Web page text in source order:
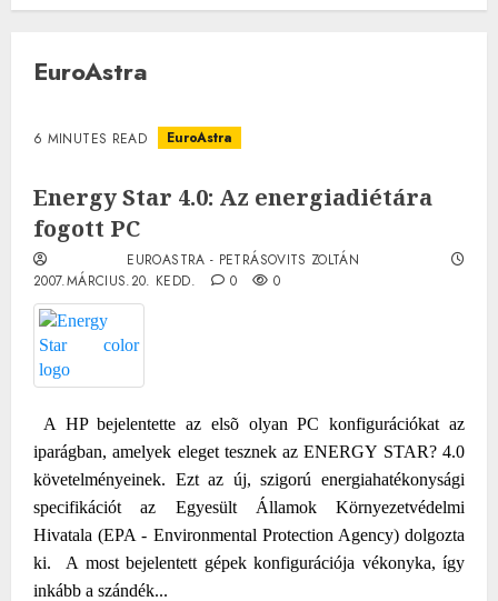
EuroAstra
6 MINUTES READ EuroAstra
Energy Star 4.0: Az energiadiétára
fogott PC
EUROASTRA - PETRÁSOVITS ZOLTÁN
2007.MÁRCIUS.20. KEDD.
0 0
A HP bejelentette az elsõ olyan PC konfigurációkat az
iparágban, amelyek eleget tesznek az ENERGY STAR? 4.0
követelményeinek. Ezt az új, szigorú energiahatékonysági
specifikációt az Egyesült Államok Környezetvédelmi
Hivatala (EPA - Environmental Protection Agency) dolgozta
ki.
A most bejelentett gépek konfigurációja vékonyka, így
inkább a szándék...